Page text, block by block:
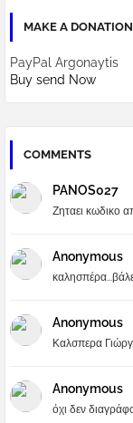
MAKE A
PayPal Argonaytis
Buy send Now
COMMENTS
PANOS027
Ζηταει κωδικο
Anonymous
Anonymous
Καλσπερα
Anonymous
όχι δεν